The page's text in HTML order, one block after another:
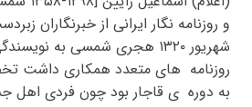
و روزنامه نگار ایرانی از خبرنگاران
شهریور ۱۳۲۰ هجری شمسی به
روزنامه های متعدد همکاری داشت
به دوره ی قاجار بود چون فردی اهل